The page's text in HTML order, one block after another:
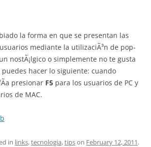
la forma en que se presentan las
mediante la utilizaciÃ³n de pop-
nostÃ¡lgico o simplemente no te gusta
hacer lo siguiente: cuando
presionar F5 para los usuarios de PC y
de MAC.
in links,tecnologia,tipson February 12, 2011.